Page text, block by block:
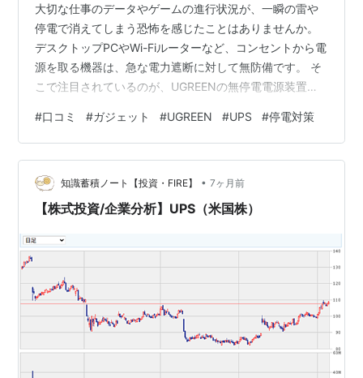
大切な仕事のデータやゲームの進行状況が、一瞬の雷や
停電で消えてしまう恐怖を感じたことはありませんか。
デスクトップPCやWi-Fiルーターなど、コンセントから電
源を取る機器は、急な電力遮断に対して無防備です。 そ
こで注目されているのが、UGREENの無停電電源装置
タ保護 120W DC 10V UGREEN NAS専用 電断保護/過電
圧保護搭載 データ保護強化 DXP2800, DXP4800,
DXP4800 Plus, DXP480T Plus, DH4300 Plus対応, 2年
保証​ UGREEN Amazon 従来の「…
#口コミ #ガジェット #UGREEN #UPS #停電対策
知識蓄積ノート【投資・FIRE】 • 7ヶ月前
【株式投資/企業分析】UPS（米国株）